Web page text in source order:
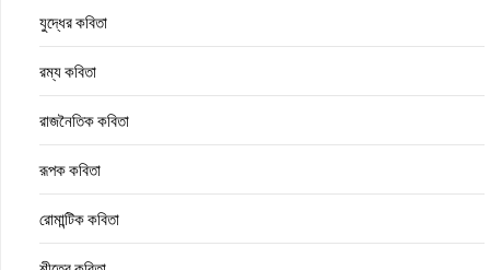
যুদ্ধের কবিতা
রম্য কবিতা
রাজনৈতিক কবিতা
রূপক কবিতা
রোমান্টিক কবিতা